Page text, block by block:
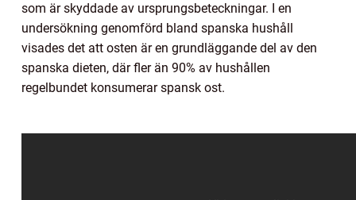
som är skyddade av ursprungsbeteckningar. I en
undersökning genomförd bland spanska hushåll
visades det att osten är en grundläggande del av den
spanska dieten, där fler än 90% av hushållen
regelbundet konsumerar spansk ost.